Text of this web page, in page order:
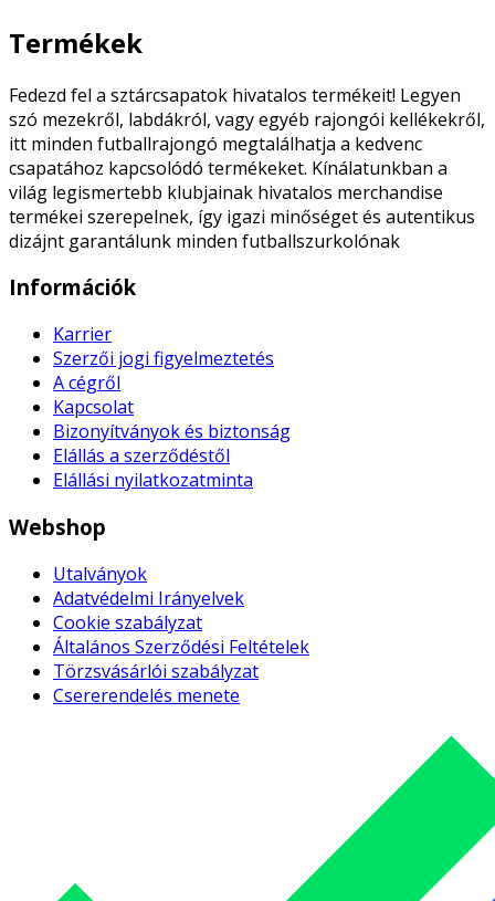
Termékek
Fedezd fel a sztárcsapatok hivatalos termékeit! Legyen
szó mezekről, labdákról, vagy egyéb rajongói kellékekről,
itt minden futballrajongó megtalálhatja a kedvenc
csapatához kapcsolódó termékeket. Kínálatunkban a
világ legismertebb klubjainak hivatalos merchandise
termékei szerepelnek, így igazi minőséget és autentikus
dizájnt garantálunk minden futballszurkolónak
Információk
Karrier
Szerzői jogi figyelmeztetés
A cégről
Kapcsolat
Bizonyítványok és biztonság
Elállás a szerződéstől
Elállási nyilatkozatminta
Webshop
Utalványok
Adatvédelmi Irányelvek
Cookie szabályzat
Általános Szerződési Feltételek
Törzsvásárlói szabályzat
Csererendelés menete